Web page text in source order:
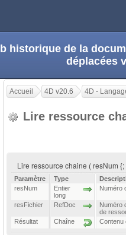
historique de la
déplacées
Accueil 4D v20.6 4D -
Lire ressource
Lire ressource chaine ( resNum
Paramètre Type
resNum
Entier
long
Numéro
resFichier RefDoc
Numéro
de
Résultat
Chaîne Contenu